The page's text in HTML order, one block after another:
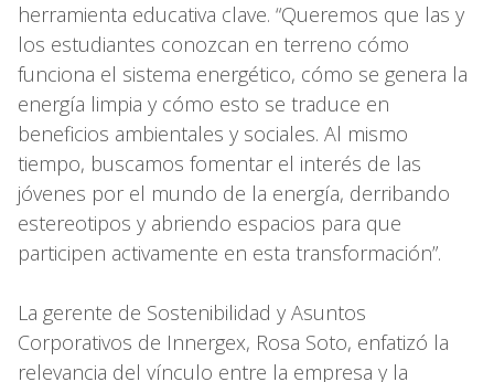
herramienta educativa clave. “Queremos que las y
los estudiantes conozcan en terreno cómo
funciona el sistema energético, cómo se genera la
energía limpia y cómo esto se traduce en
beneficios ambientales y sociales. Al mismo
tiempo, buscamos fomentar el interés de las
jóvenes por el mundo de la energía, derribando
estereotipos y abriendo espacios para que
participen activamente en esta transformación”.
La gerente de Sostenibilidad y Asuntos
Corporativos de Innergex, Rosa Soto, enfatizó la
relevancia del vínculo entre la empresa y la